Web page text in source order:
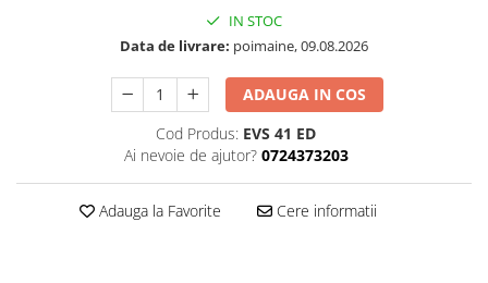
IN STOC
Data de livrare: poimaine, 09.08.2026
ADAUGA IN COS
Cod Produs: EVS 41 ED
Ai nevoie de ajutor? 0724373203
Adauga la Favorite Cere informatii